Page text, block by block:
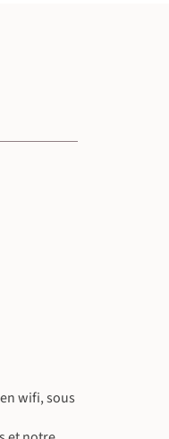
wifi, sous